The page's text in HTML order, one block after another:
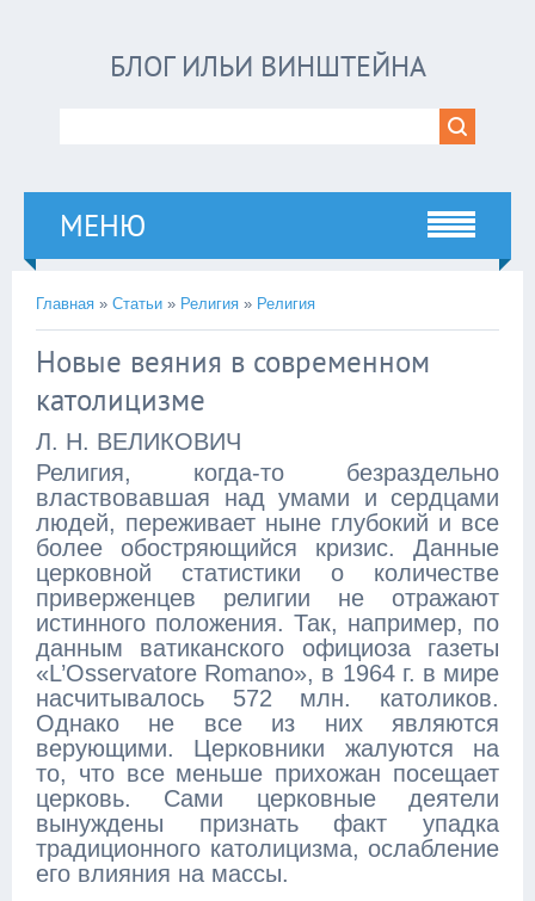
БЛОГ ИЛЬИ ВИНШТЕЙНА
МЕНЮ
Главная » Статьи » Религия » Религия
Новые веяния в современном
католицизме
Л. Н. ВЕЛИКОВИЧ
Религия, когда-то безраздельно
властвовавшая над умами и сердцами
людей, переживает ныне глубокий и все
более обостряющийся кризис. Данные
церковной статистики о количестве
приверженцев религии не отражают
истинного положения. Так, например, по
данным ватиканского официоза газеты
«L’Osservatore Romano», в 1964 г. в мире
насчитывалось 572 млн. католиков.
Однако не все из них являются
верующими. Церковники жалуются на
то, что все меньше прихожан посещает
церковь. Сами церковные деятели
вынуждены признать факт упадка
традиционного католицизма, ослабление
его влияния на массы.